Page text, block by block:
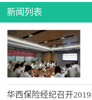
新闻列表